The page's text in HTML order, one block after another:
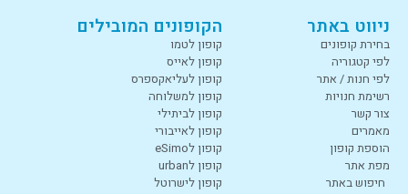
ניווט באתר
בחירת קופונים
לפי קטגוריה
לפי חנות / אתר
רשימת חנויות
צור קשר
מאמרים
הוספת קופון
מפת אתר
חיפוש באתר
הקופונים המובילים
קופון לטמו
קופון לאייס
קופון לעליאקספרס
קופון למשלוחה
קופון לביתילי
קופון לאייבורי
קופון לeSimo
קופון לurban
קופון לישרוטל